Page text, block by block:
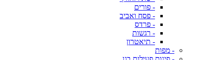
- פורים
- פסח ואביב
- פרדס
- רגשות
- תיאטרון
- מפות